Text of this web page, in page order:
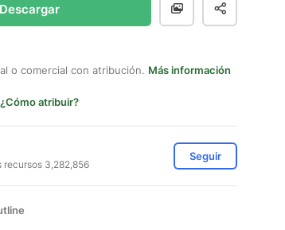
Descargar
o comercial con atribución. Más información
¿Cómo atribuir?
recursos 3,282,856
Seguir